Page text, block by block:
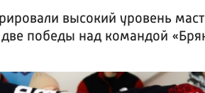
высокий уровень
победы над командой